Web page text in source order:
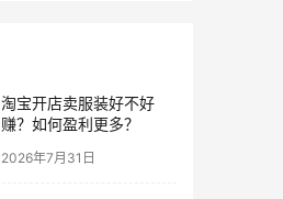
淘宝开店卖服装好不好
赚？如何盈利更多？
2026年7月31日